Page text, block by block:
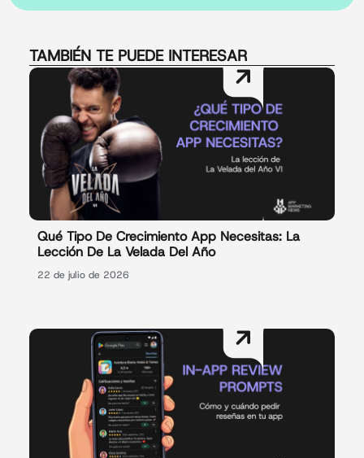
TAMBIÉN TE PUEDE INTERESAR
Qué Tipo De Crecimiento App Necesitas: La
Lección De La Velada Del Año
22 de julio de 2026